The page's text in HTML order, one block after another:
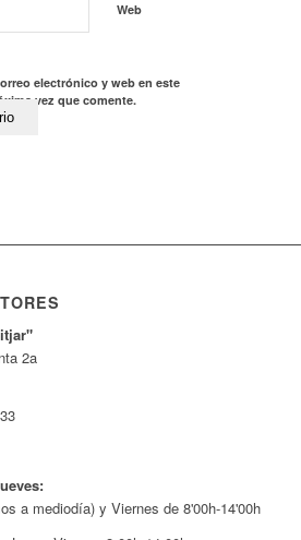
Web
electrónico y web en este
vez que comente.
2a
a mediodía) y Viernes de 8'00h-14'00h